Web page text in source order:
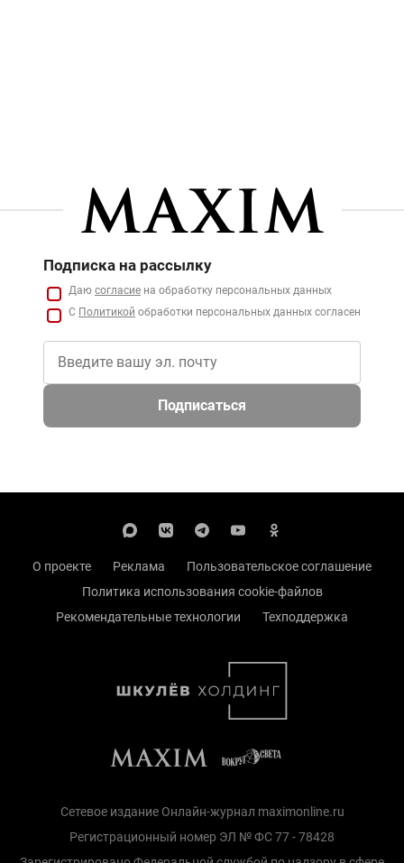
Подписка на рассылку
Даю согласие на обработку персональных данных
С Политикой обработки персональных данных согласен
Подписаться
О проекте Реклама
Пользовательское соглашение
Политика использования cookie-файлов
Рекомендательные технологии
Техподдержка
Сетевое издание Онлайн-журнал maximonline.ru
Регистрационный номер ЭЛ № ФС 77 - 78428